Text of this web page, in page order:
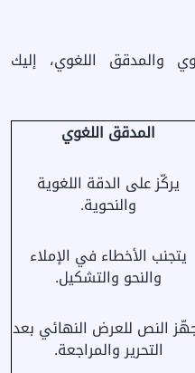
والمدقق اللغوي، إليك
المدقق اللغوي
يركّز على الدقة اللغوية
والنحوية.
يتجنب الأخطاء في الإملاء
والنحو والتشكيل.
النص للعرض النهائي بعد
التحرير والمراجعة.